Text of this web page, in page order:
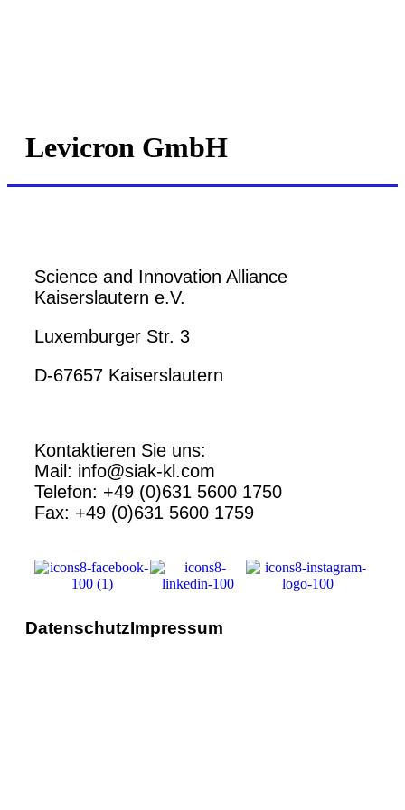
Levicron GmbH
Science and Innovation Alliance
Kaiserslautern e.V.
Luxemburger Str. 3
D-67657 Kaiserslautern
Kontaktieren Sie uns:
Mail: info@siak-kl.com
Telefon: +49 (0)631 5600 1750
Fax: +49 (0)631 5600 1759
DatenschutzImpressum